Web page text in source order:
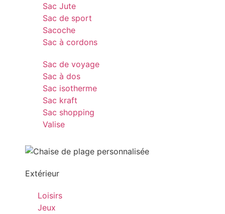
Sac Jute
Sac de sport
Sacoche
Sac à cordons
Sac de voyage
Sac à dos
Sac isotherme
Sac kraft
Sac shopping
Valise
Extérieur
Loisirs
Jeux